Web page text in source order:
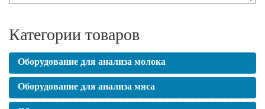
Категории товаров
Оборудование для анализа молока
Оборудование для анализа мяса